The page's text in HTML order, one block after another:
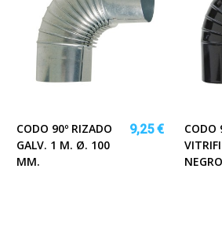
CODO 90º RIZADO
GALV. 1 M. Ø. 100
MM.
9,25 €
CODO